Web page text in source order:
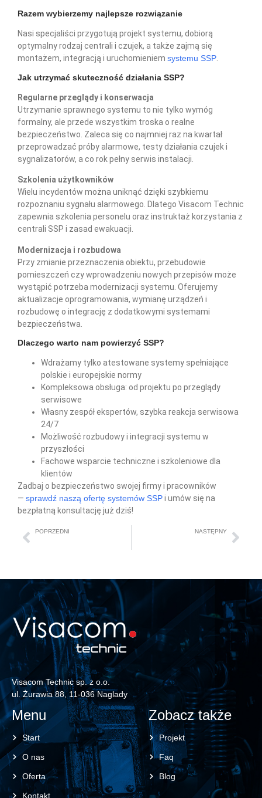
Razem wybierzemy najlepsze rozwiązanie
Nasi specjaliści przygotują projekt systemu, dobiorą
optymalny rodzaj centrali i czujek, a także zajmą się
montażem, integracją i uruchomieniem systemu SSP.
Jak utrzymać skuteczność działania SSP?
Regularne przeglądy i konserwacja
Utrzymanie sprawnego systemu to nie tylko wymóg
formalny, ale przede wszystkim troska o realne
bezpieczeństwo. Zaleca się co najmniej raz na kwartał
przeprowadzać próby alarmowe, testy działania czujek i
sygnalizatorów, a co rok pełny serwis instalacji.
Szkolenia użytkowników
Wielu incydentów można uniknąć dzięki szybkiemu
rozpoznaniu sygnału alarmowego. Dlatego Visacom Technic
zapewnia szkolenia personelu oraz instruktaż korzystania z
centrali SSP i zasad ewakuacji.
Modernizacja i rozbudowa
Przy zmianie przeznaczenia obiektu, przebudowie
pomieszczeń czy wprowadzeniu nowych przepisów może
wystąpić potrzeba modernizacji systemu. Oferujemy
aktualizacje oprogramowania, wymianę urządzeń i
rozbudowę o integrację z dodatkowymi systemami
bezpieczeństwa.
Dlaczego warto nam powierzyć SSP?
Wdrażamy tylko atestowane systemy spełniające
polskie i europejskie normy
Kompleksowa obsługa: od projektu po przeglądy
serwisowe
Własny zespół ekspertów, szybka reakcja serwisowa
24/7
Możliwość rozbudowy i integracji systemu w
przyszłości
Fachowe wsparcie techniczne i szkoleniowe dla
klientów
Zadbaj o bezpieczeństwo swojej firmy i pracowników
— sprawdź naszą ofertę systemów SSPi umów się na
bezpłatną konsultację już dziś!
POPRZEDNI
NASTĘPNY
Visacom Technic sp. z o.o.
ul. Żurawia 88, 11-036 Naglady
Menu
Start
O nas
Oferta
Kontakt
Zobacz także
Projekt
Faq
Blog